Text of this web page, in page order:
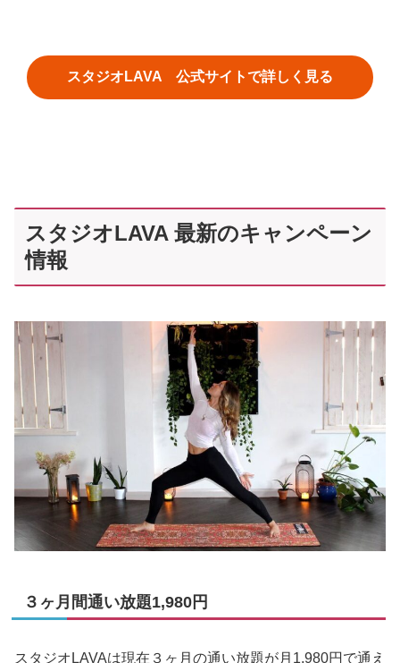
スタジオLAVA 公式サイトで詳しく見る
スタジオLAVA 最新のキャンペーン
情報
３ヶ月間通い放題1,980円
スタジオLAVAは現在３ヶ月の通い放題が月1,980円で通え